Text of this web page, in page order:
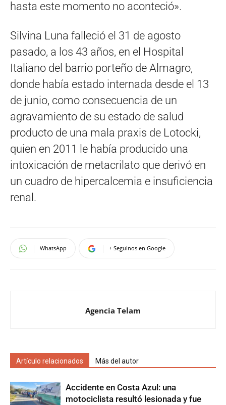
hasta este momento no aconteció».
Silvina Luna falleció el 31 de agosto
pasado, a los 43 años, en el Hospital
Italiano del barrio porteño de Almagro,
donde había estado internada desde el 13
de junio, como consecuencia de un
agravamiento de su estado de salud
producto de una mala praxis de Lotocki,
quien en 2011 le había producido una
intoxicación de metacrilato que derivó en
un cuadro de hipercalcemia e insuficiencia
renal.
WhatsApp + Seguinos en Google
Agencia Telam
Artículo relacionados Más del autor
Accidente en Costa Azul: una
motociclista resultó lesionada y fue